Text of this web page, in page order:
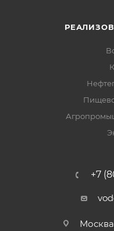
+7